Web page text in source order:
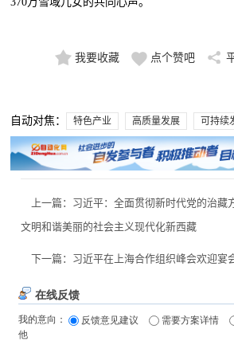
我要收藏 点个赞吧
自动对焦： 特色产业 高质量发展 可持续
上一篇： 习近平：全面贯彻新时代党的治藏
文明和谐美丽的社会主义现代化新西藏
下一篇： 习近平在上海合作组织峰会欢迎宴